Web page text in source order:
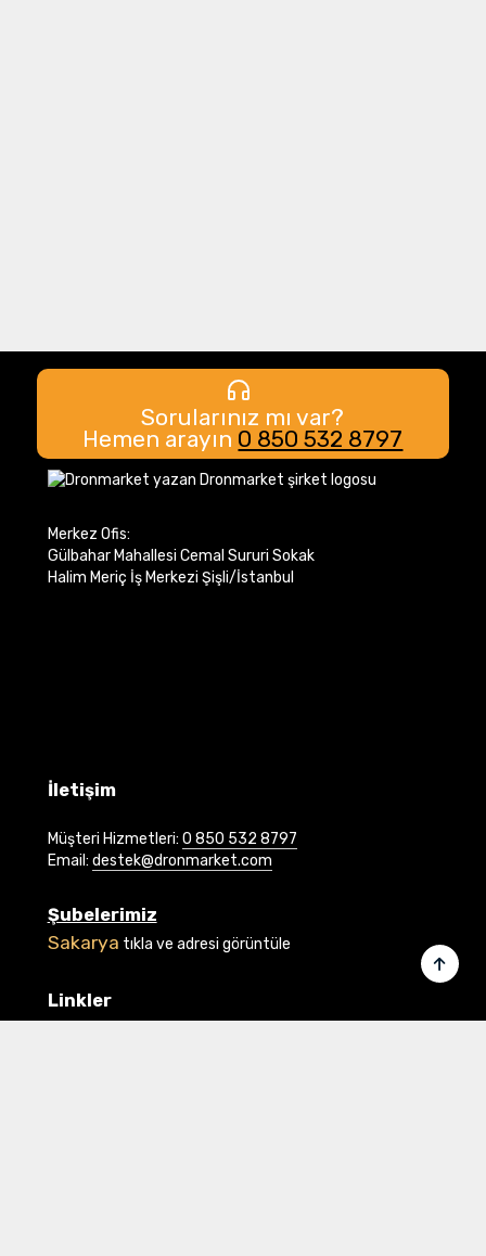
Sorularınız mı var?
Hemen arayın 0 850 532 8797
Merkez Ofis:
Gülbahar Mahallesi Cemal Sururi Sokak
Halim Meriç İş Merkezi Şişli/İstanbul
İletişim
Müşteri Hizmetleri: 0 850 532 8797
Email: destek@dronmarket.com
Şubelerimiz
Sakarya tıkla ve adresi görüntüle
Linkler